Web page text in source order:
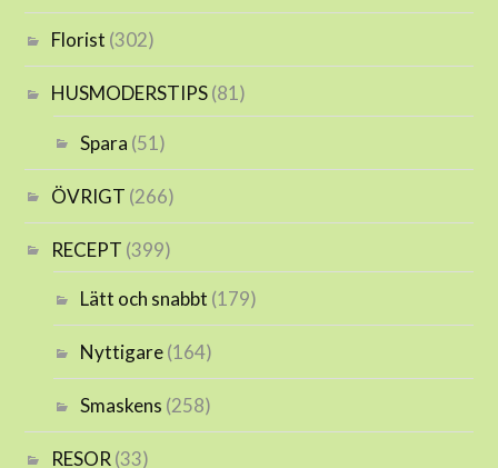
Florist (302)
HUSMODERSTIPS(81)
Spara (51)
ÖVRIGT (266)
RECEPT (399)
Lätt och snabbt (179)
Nyttigare(164)
Smaskens (258)
RESOR (33)